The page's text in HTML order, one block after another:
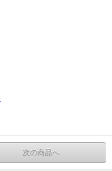
次の商品へ